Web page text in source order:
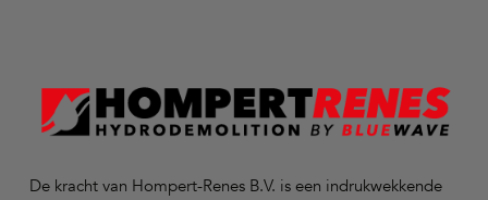
De kracht van Hompert-Renes B.V. is een indrukwekkende